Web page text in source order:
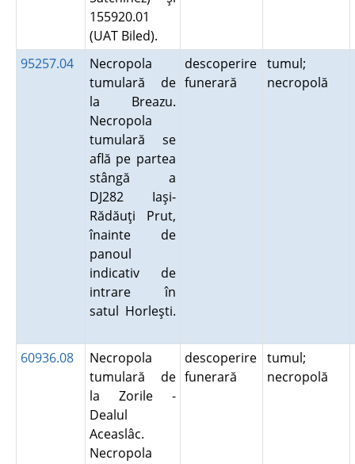
155920.01
(UAT Biled).
95257.04
Necropola
tumulară de
la Breazu.
Necropola
tumulară se
află pe partea
stângă a
DJ282 Iaşi-
Rădăuţi Prut,
înainte de
panoul
indicativ de
intrare în
satul Horleşti.
descoperire
funerară
tumul;
necropolă
60936.08
Necropola
tumulară de
la Zorile -
Dealul
Aceaslâc.
Necropola
descoperire
funerară
tumul;
necropolă